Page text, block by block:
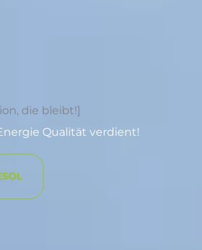
die bleibt!]
Qualität verdient!